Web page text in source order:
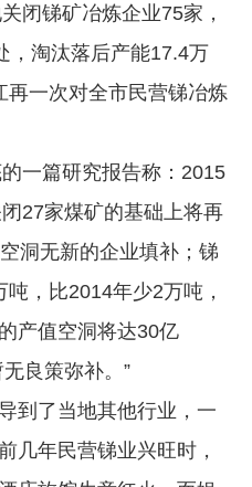
闭锑矿冶炼企业75家，
，淘汰落后产能17.4万
再一次对全市民营锑冶炼
篇研究报告称：2015
27家煤矿的基础上将再
洞无新的企业填补；锑
，比2014年少2万吨，
产值空洞将达30亿
良策弥补。”
了当地其他行业，一
几年民营锑业兴旺时，